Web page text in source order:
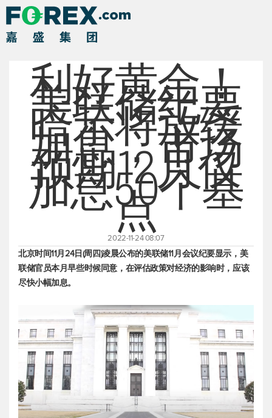
利好黄金！
美联储纪要
暗示将放缓
加息，市场
预期12月仅
加息50个基
点
2022-11-24 08:07
北京时间11月24日(周四)凌晨公布的美联储11月会议纪要显示，美
联储官员本月早些时候同意，在评估政策对经济的影响时，应该
尽快小幅加息。